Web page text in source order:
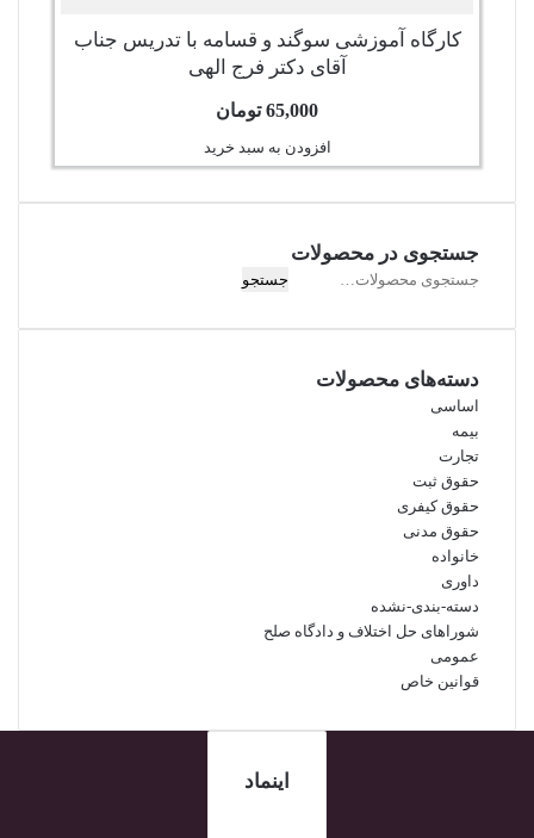
کارگاه آموزشی سوگند و قسامه با تدریس جناب
آقای دکتر فرج الهی
65,000 تومان
افزودن به سبد خرید
جستجوی در محصولات
جستجو
جستجو
دسته‌های محصولات
اساسی
بیمه
تجارت
حقوق ثبت
حقوق کیفری
حقوق مدنی
خانواده
داوری
دسته-بندی-نشده
شوراهای حل اختلاف و دادگاه صلح
عمومی
قوانین خاص
اینماد